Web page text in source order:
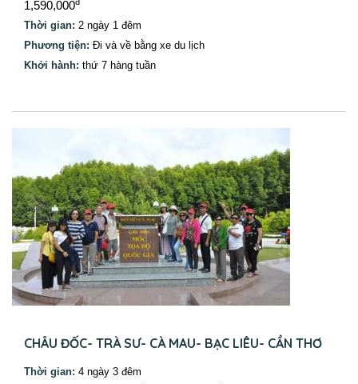
1,590,000
Thời gian: 2 ngày 1 đêm
Phương tiện: Đi và về bằng xe du lịch
Khởi hành: thứ 7 hàng tuần
CHÂU ĐỐC- TRÀ SƯ- CÀ MAU- BẠC LIÊU- CẦN THƠ
Thời gian: 4 ngày 3 đêm